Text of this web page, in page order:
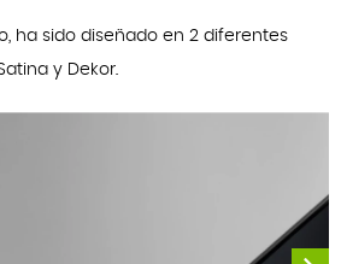
ha sido diseñado en 2 diferentes
y Dekor.